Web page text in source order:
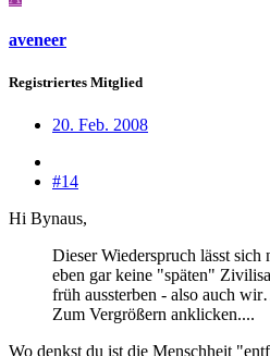
aveneer
Registriertes Mitglied
20. Feb. 2008
#14
Hi Bynaus,
Dieser Wiederspruch lässt sich
eben gar keine "späten"
früh aussterben - also auch
Zum Vergrößern anklicken....
Wo denkst du ist die Menschheit